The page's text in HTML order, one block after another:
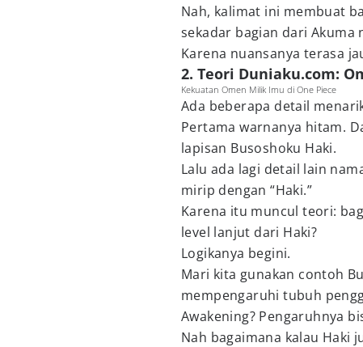
Nah, kalimat ini membuat
sekadar bagian dari Akuma
Karena nuansanya terasa
2. Teori Duniaku.com:
Kekuatan Omen Milik Imu di One Piece
Ada beberapa detail
Pertama warnanya hitam.
lapisan Busoshoku Haki.
Lalu ada lagi detail lain
mirip dengan “Haki.”
Karena itu muncul teori:
level lanjut dari Haki?
Logikanya begini.
Mari kita gunakan contoh
mempengaruhi tubuh
Awakening? Pengaruhnya
Nah bagaimana kalau Haki